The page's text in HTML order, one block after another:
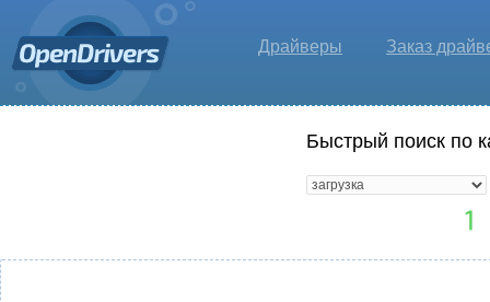
Драйверы Заказ
Быстрый поиск по